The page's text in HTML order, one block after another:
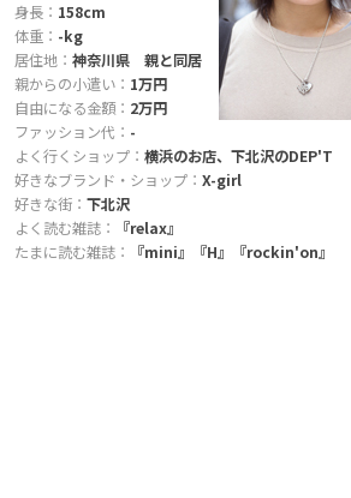
身長： 158cm
体重： -kg
居住地： 神奈川県 親と同居
親からの小遣い： 1万円
自由になる金額： 2万円
ファッション代： -
よく行くショップ： 横浜のお店、下北沢のDEP'T
好きなブランド・ショップ： X-girl
好きな街： 下北沢
よく読む雑誌：
『relax』
たまに読む雑誌：
『mini』『H』『rockin'on』